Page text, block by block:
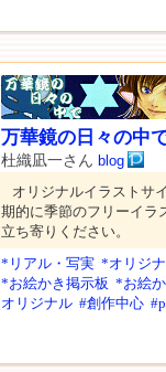
万華鏡の日々の中
杜織凪一さん blog
オリジナルイラストサ
期的に季節のフリーイラ
立ち寄りください。
*リアル・写実 *オリジ
*お絵かき掲示板 *お絵
オリジナル #創作中心